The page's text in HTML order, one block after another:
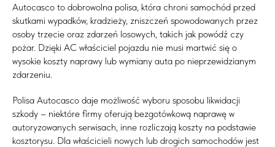
Autocasco to dobrowolna polisa, która chroni samochód przed
skutkami wypadków, kradzieży, zniszczeń spowodowanych przez
osoby trzecie oraz zdarzeń losowych, takich jak powódź czy
pożar. Dzięki AC właściciel pojazdu nie musi martwić się o
wysokie koszty naprawy lub wymiany auta po nieprzewidzianym
zdarzeniu.
Polisa Autocasco daje możliwość wyboru sposobu likwidacji
szkody – niektóre firmy oferują bezgotówkową naprawę w
autoryzowanych serwisach, inne rozliczają koszty na podstawie
kosztorysu. Dla właścicieli nowych lub drogich samochodów jest